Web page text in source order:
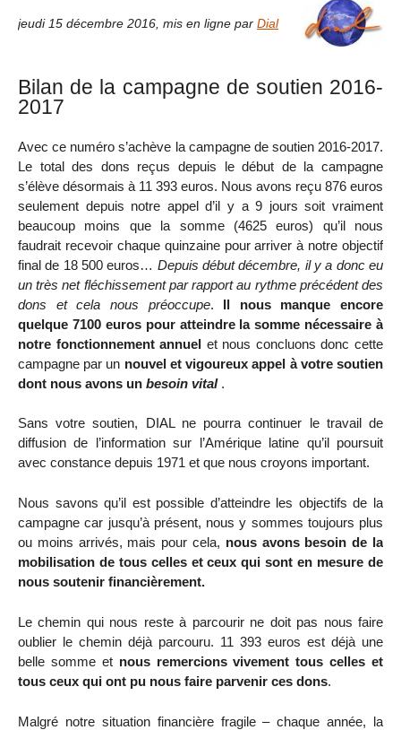
jeudi 15 décembre 2016 mis en ligne par Dial
Bilan de la campagne de soutien 2016-
2017
Avec ce numéro s’achève la campagne de soutien 2016-2017.
Le total des dons reçus depuis le début de la campagne
s’élève désormais à 11 393 euros. Nous avons reçu 876 euros
seulement depuis notre appel d’il y a 9 jours soit vraiment
beaucoup moins que la somme (4625 euros) qu’il nous
faudrait recevoir chaque quinzaine pour arriver à notre objectif
final de 18 500 euros… Depuis début décembre, il y a donc eu
un très net fléchissement par rapport au rythme précédent des
dons et cela nous préoccupe. Il nous manque encore
quelque 7100 euros pour atteindre la somme nécessaire à
notre fonctionnement annuel et nous concluons donc cette
campagne par un nouvel et vigoureux appel à votre soutien
dont nous avons un besoin vital .
Sans votre soutien, DIAL ne pourra continuer le travail de
diffusion de l’information sur l’Amérique latine qu’il poursuit
avec constance depuis 1971 et que nous croyons important.
Nous savons qu’il est possible d’atteindre les objectifs de la
campagne car jusqu’à présent, nous y sommes toujours plus
ou moins arrivés, mais pour cela, nous avons besoin de la
mobilisation de tous celles et ceux qui sont en mesure de
nous soutenir financièrement.
Le chemin qui nous reste à parcourir ne doit pas nous faire
oublier le chemin déjà parcouru. 11 393 euros est déjà une
belle somme et nous remercions vivement tous celles et
tous ceux qui ont pu nous faire parvenir ces dons.
Malgré notre situation financière fragile – chaque année, la